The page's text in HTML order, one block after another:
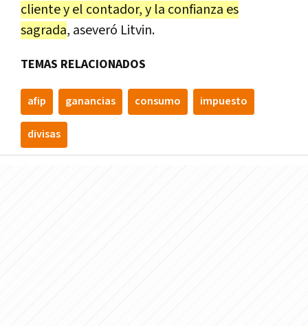
cliente y el contador, y la confianza es
sagrada, aseveró Litvin.
TEMAS RELACIONADOS
afip ganancias consumo impuesto
divisas